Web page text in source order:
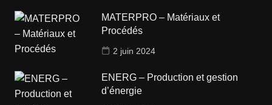
MATERPRO – Matériaux et
Procédés
2 juin 2024
ENERG – Production et gestion
d’énergie